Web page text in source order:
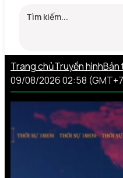
Trang chủTruyền hìnhBản
09/08/2026 02:58